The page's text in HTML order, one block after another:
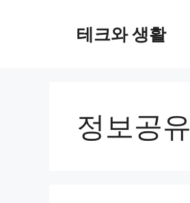
테크와 생활
정보공유